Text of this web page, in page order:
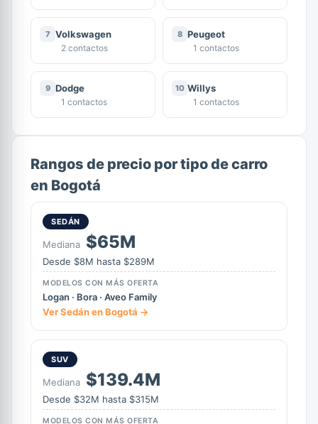
7 Volkswagen
2 contactos
8 Peugeot
1 contactos
9 Dodge
1 contactos
10 Willys
1 contactos
Rangos de precio por tipo de carro
en Bogotá
SEDÁN
Mediana $65M
Desde $8M hasta $289M
MODELOS CON MÁS OFERTA
Logan · Bora · Aveo Family
Ver Sedán en Bogotá →
SUV
Mediana $139.4M
Desde $32M hasta $315M
MODELOS CON MÁS OFERTA